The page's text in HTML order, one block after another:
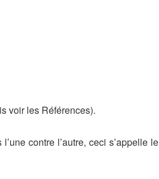
voir les Références).
contre l’autre, ceci s’appelle le